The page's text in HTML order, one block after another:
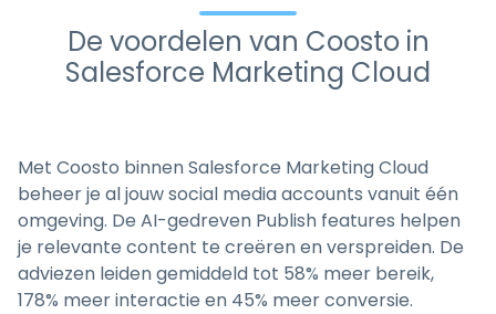
De voordelen van Coosto in
Salesforce Marketing Cloud
Met Coosto binnen Salesforce Marketing Cloud
beheer je al jouw social media accounts vanuit één
omgeving. De AI-gedreven Publish features helpen
je relevante content te creëren en verspreiden. De
adviezen leiden gemiddeld tot 58% meer bereik,
178% meer interactie en 45% meer conversie.